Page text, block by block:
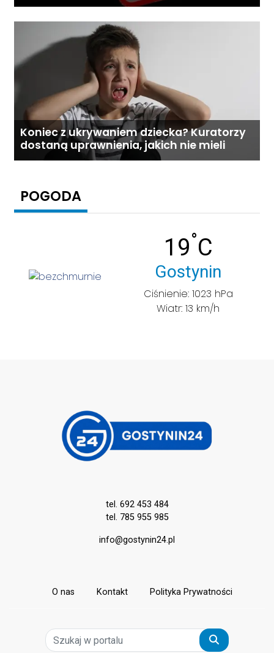
Koniec z ukrywaniem dziecka? Kuratorzy
dostaną uprawnienia, jakich nie mieli
POGODA
19°C
Miasto:
Gostynin
Ciśnienie: 1023 hPa
Wiatr: 13 km/h
tel. 692 453 484
tel. 785 955 985
info@gostynin24.pl
O nas Kontakt Polityka Prywatności